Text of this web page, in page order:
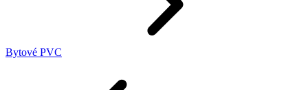
Bytové PVC